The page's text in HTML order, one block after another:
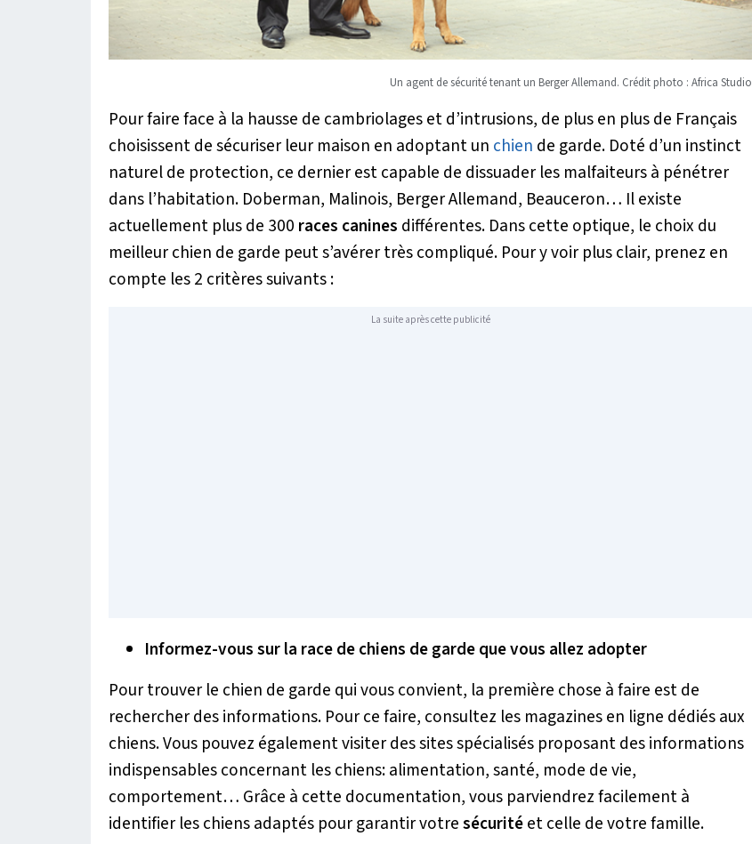
Un agent de sécurité tenant un Berger Allemand. Crédit photo : Africa Studio
Pour faire face à la hausse de cambriolages et d’intrusions, de plus en plus de Français
choisissent de sécuriser leur maison en adoptant un chien de garde. Doté d’un instinct
naturel de protection, ce dernier est capable de dissuader les malfaiteurs à pénétrer
dans l’habitation. Doberman, Malinois, Berger Allemand, Beauceron… Il existe
actuellement plus de 300 races canines différentes. Dans cette optique, le choix du
meilleur chien de garde peut s’avérer très compliqué. Pour y voir plus clair, prenez en
compte les 2 critères suivants :
La suite après cette publicité
Informez-vous sur la race de chiens de garde que vous allez adopter
Pour trouver le chien de garde qui vous convient, la première chose à faire est de
rechercher des informations. Pour ce faire, consultez les magazines en ligne dédiés aux
chiens. Vous pouvez également visiter des sites spécialisés proposant des informations
indispensables concernant les chiens: alimentation, santé, mode de vie,
comportement… Grâce à cette documentation, vous parviendrez facilement à
identifier les chiens adaptés pour garantir votresécuritéet celle de votre famille.